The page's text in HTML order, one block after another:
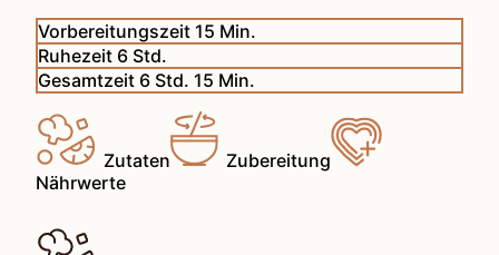
Vorbereitungszeit 15 Minuten
Min.
Ruhezeit 6Stunden
Std.
Gesamtzeit 6Stunden
Std. 15 Minuten
Min.
Zutaten
Zubereitung
Nährwerte